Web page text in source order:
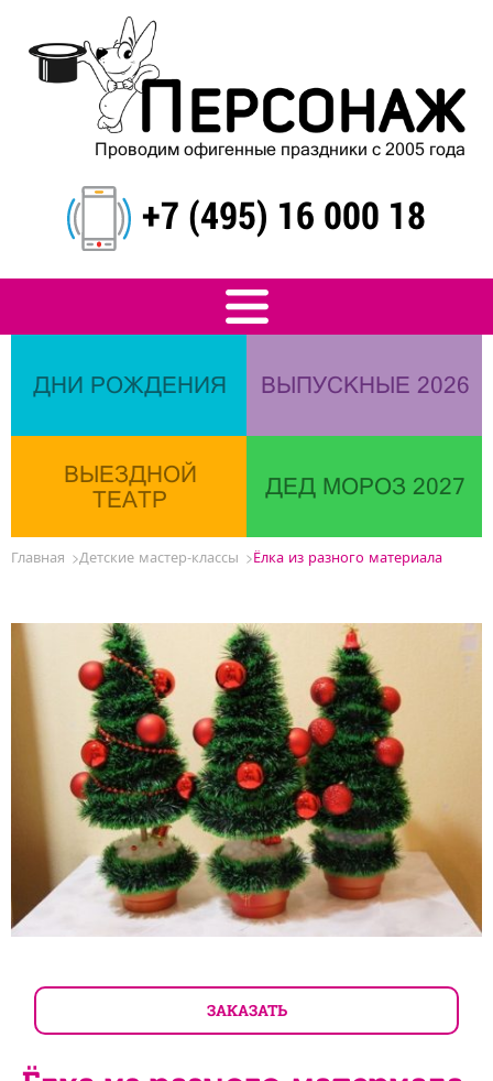
Проводим офигенные праздники с 2005 года
+7 (495) 16 000 18
ДНИ РОЖДЕНИЯ ВЫПУСКНЫЕ 2026
ВЫЕЗДНОЙ
ТЕАТР
ДЕД МОРОЗ 2027
Главная Детские мастер-классы Ёлка из разного материала
ЗАКАЗАТЬ